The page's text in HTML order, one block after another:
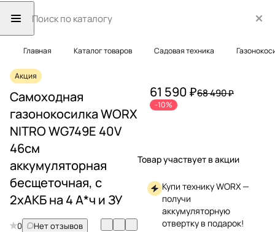
Главная Каталог товаров Садовая техника
Акция
Самоходная
газонокосилка WORX
NITRO WG749E 40V
46см
аккумуляторная
бесщеточная, c
2хАКБ на 4 А*ч и ЗУ
0
Нет отзывов
61 590 ₽68 490 ₽
-10%
Товар участвует в акции
Купи технику WORX —
получи
аккумуляторную
отвертку в подарок!